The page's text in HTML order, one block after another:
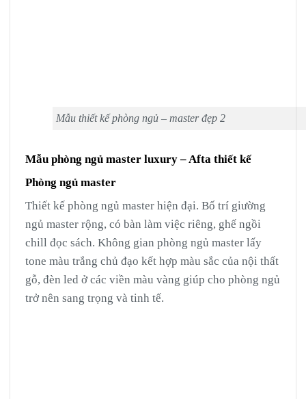
Mẫu thiết kế phòng ngủ – master đẹp 2
Mẫu phòng ngủ master luxury – Afta thiết kế
Phòng ngủ master
Thiết kế phòng ngủ master hiện đại. Bố trí giường
ngủ master rộng, có bàn làm việc riêng, ghế ngồi
chill đọc sách. Không gian phòng ngủ master lấy
tone màu trắng chủ đạo kết hợp màu sắc của nội thất
gỗ, đèn led ở các viền màu vàng giúp cho phòng ngủ
trở nên sang trọng và tinh tế.